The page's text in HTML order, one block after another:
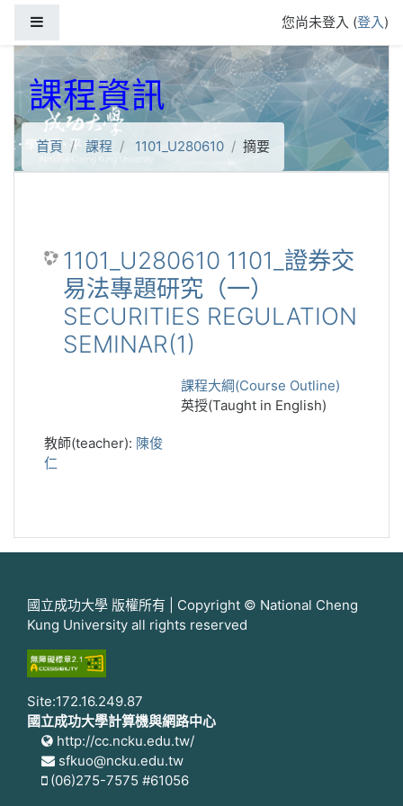
您尚未登入 (登入)
課程資訊
首頁 課程 1101_U280610 摘要
1101_U280610 1101_證券交
易法專題研究（一）
SECURITIES REGULATION
SEMINAR(1)
課程大綱(Course Outline)
英授(Taught in English)
教師(teacher): 陳俊
仁
國立成功大學 版權所有 | Copyright © National Cheng
Kung University all rights reserved
Site:172.16.249.87
國立成功大學計算機與網路中心
http://cc.ncku.edu.tw/
sfkuo@ncku.edu.tw
(06)275-7575 #61056